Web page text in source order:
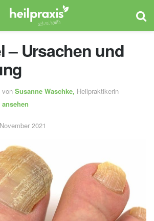
– Ursachen und
von Susanne Waschke, Heilpraktikerin
2021